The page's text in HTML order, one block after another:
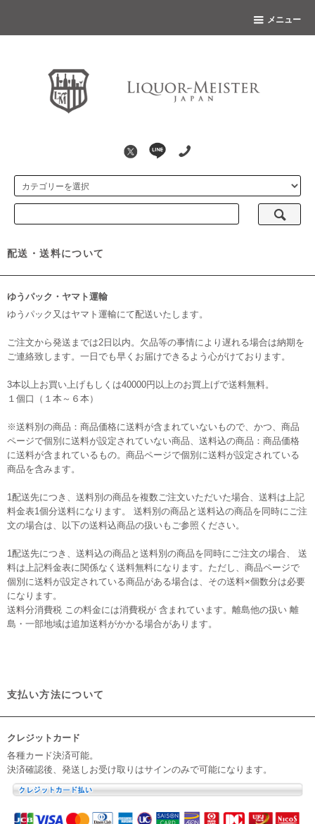
メニュー
配送・送料について
ゆうパック・ヤマト運輸
ゆうパック又はヤマト運輸にて配送いたします。
ご注文から発送までは2日以内。欠品等の事情により遅れる場合は納期を
ご連絡致します。一日でも早くお届けできるよう心がけております。
3本以上お買い上げもしくは40000円以上のお買上げで送料無料。
１個口（１本～６本）
※送料別の商品：商品価格に送料が含まれていないもので、かつ、商品
ページで個別に送料が設定されていない商品、送料込の商品：商品価格
に送料が含まれているもの。商品ページで個別に送料が設定されている
商品を含みます。
1配送先につき、送料別の商品を複数ご注文いただいた場合、送料は上記
料金表1個分送料になります。 送料別の商品と送料込の商品を同時にご注
文の場合は、以下の送料込商品の扱いもご参照ください。
1配送先につき、送料込の商品と送料別の商品を同時にご注文の場合、 送
料は上記料金表に関係なく送料無料になります。ただし、商品ページで
個別に送料が設定されている商品がある場合は、その送料×個数分は必要
になります。
送料分消費税 この料金には消費税が 含まれています。離島他の扱い 離
島・一部地域は追加送料がかかる場合があります。
支払い方法について
クレジットカード
各種カード決済可能。
決済確認後、発送しお受け取りはサインのみで可能になります。